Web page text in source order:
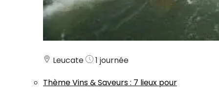
Leucate
1 journée
ThèmeVins & Saveurs: 7 lieux pour